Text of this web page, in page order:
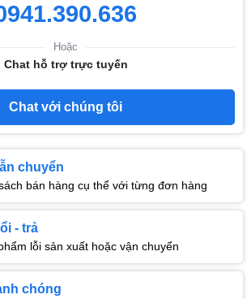
Hoặc
Chat hỗ trợ trực tuyến
Chat với chúng tôi
chuyển
bán hàng cụ thể với từng đơn hàng
- trả
lỗi sản xuất hoặc vận chuyển
chóng